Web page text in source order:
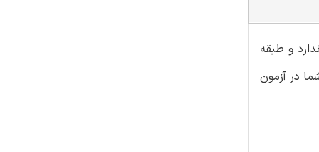
و طبقه
در آزمون